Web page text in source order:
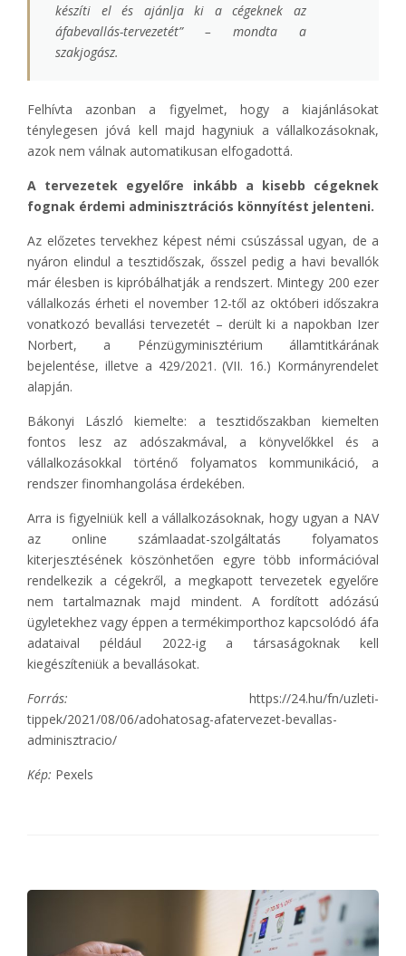
készíti el és ajánlja ki a cégeknek az
áfabevallás-tervezetét” – mondta a
szakjogász.
Felhívta azonban a figyelmet, hogy a kiajánlásokat
ténylegesen jóvá kell majd hagyniuk a vállalkozásoknak,
azok nem válnak automatikusan elfogadottá.
A tervezetek egyelőre inkább a kisebb cégeknek
fognak érdemi adminisztrációs könnyítést jelenteni.
Az előzetes tervekhez képest némi csúszással ugyan, de a
nyáron elindul a tesztidőszak, ősszel pedig a havi bevallók
már élesben is kipróbálhatják a rendszert. Mintegy 200 ezer
vállalkozás érheti el november 12-től az októberi időszakra
vonatkozó bevallási tervezetét – derült ki a napokban Izer
Norbert, a Pénzügyminisztérium államtitkárának
bejelentése, illetve a 429/2021. (VII. 16.) Kormányrendelet
alapján.
Bákonyi László kiemelte: a tesztidőszakban kiemelten
fontos lesz az adószakmával, a könyvelőkkel és a
vállalkozásokkal történő folyamatos kommunikáció, a
rendszer finomhangolása érdekében.
Arra is figyelniük kell a vállalkozásoknak, hogy ugyan a NAV
az online számlaadat-szolgáltatás folyamatos
kiterjesztésének köszönhetően egyre több információval
rendelkezik a cégekről, a megkapott tervezetek egyelőre
nem tartalmaznak majd mindent. A fordított adózású
ügyletekhez vagy éppen a termékimporthoz kapcsolódó áfa
adataival például 2022-ig a társaságoknak kell
kiegészíteniük a bevallásokat.
Forrás: https://24.hu/fn/uzleti-
tippek/2021/08/06/adohatosag-afatervezet-bevallas-
adminisztracio/
Kép: Pexels